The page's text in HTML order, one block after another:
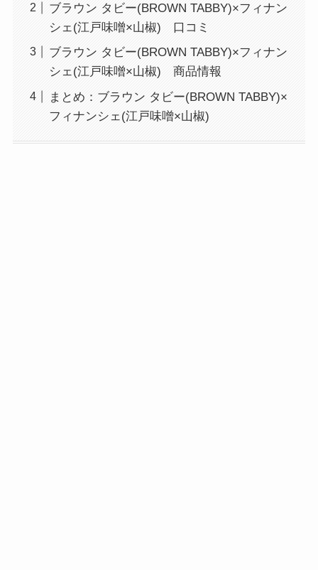
ブラウン タビー(BROWN TABBY)×フィナン
シェ(江戸味噌×山椒) 口コミ
ブラウン タビー(BROWN TABBY)×フィナン
シェ(江戸味噌×山椒) 商品情報
まとめ：ブラウン タビー(BROWN TABBY)×
フィナンシェ(江戸味噌×山椒)